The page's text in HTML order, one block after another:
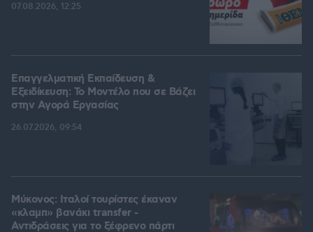
07.08.2026, 12:25
Επαγγελματική Εκπαίδευση &
Εξειδίκευση: Το Mοντέλο που σε Bάζει
στην Aγορά Eργασίας
26.07.2026, 09:54
Μύκονος: Ιταλοί τουρίστες έκαναν
«κλαμπ» βανάκι transfer -
Αντιδράσεις για το ξέφρενο πάρτι